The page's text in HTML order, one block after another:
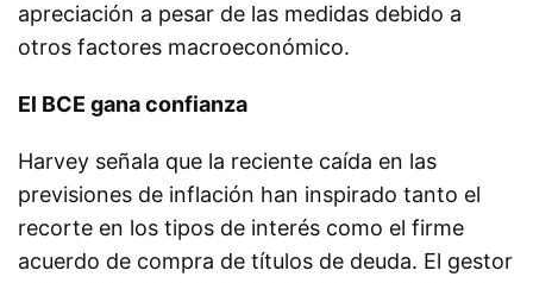
apreciación a pesar de las medidas debido a
otros factores macroeconómico.
El BCE gana confianza
Harvey señala que la reciente caída en las
previsiones de inflación han inspirado tanto el
recorte en los tipos de interés como el firme
acuerdo de compra de títulos de deuda. El gestor